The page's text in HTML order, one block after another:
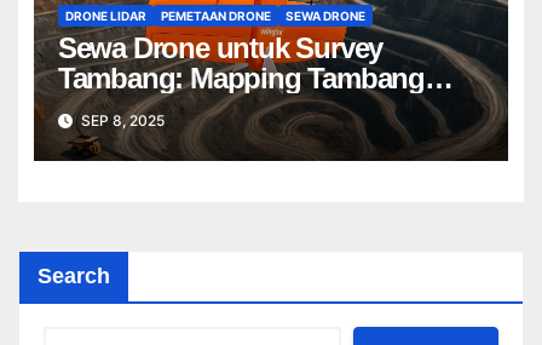
DRONE LIDAR PEMETAAN DRONE SEWA DRONE
Sewa Drone untuk Survey
Tambang: Mapping Tambang
Profesional Lebih Cepat & Akurat
SEP 8, 2025
Search